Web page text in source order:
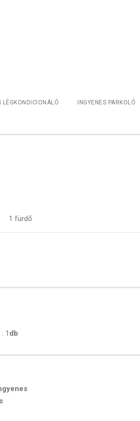
LÉGKONDICIONÁLÓ INGYENES PARKOLÓ
1 fürdő
1 db